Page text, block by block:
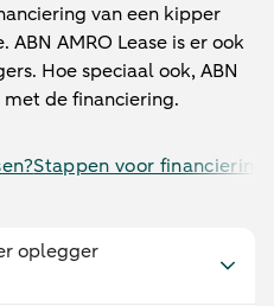
van een kipper
AMRO Lease is er ook
Hoe speciaal ook, ABN
de financiering.
Stappen voor financiering
oplegger